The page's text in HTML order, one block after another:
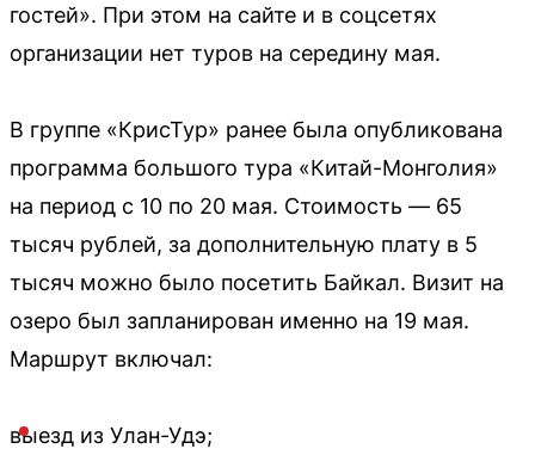
гостей». При этом на сайте и в соцсетях
организации нет туров на середину мая.
В группе «КрисТур» ранее была опубликована
программа большого тура «Китай-Монголия»
на период с 10 по 20 мая. Стоимость — 65
тысяч рублей, за дополнительную плату в 5
тысяч можно было посетить Байкал. Визит на
озеро был запланирован именно на 19 мая.
Маршрут включал:
выезд из Улан-Удэ;